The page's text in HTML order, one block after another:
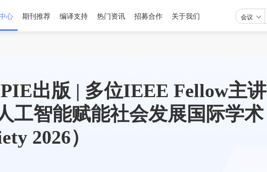
心 期刊推荐 编译支持 热门资讯 招募合作 关于我们 会议 
出版 | 多位IEEE Fellow主讲
工智能赋能社会发展国际学术
2026）